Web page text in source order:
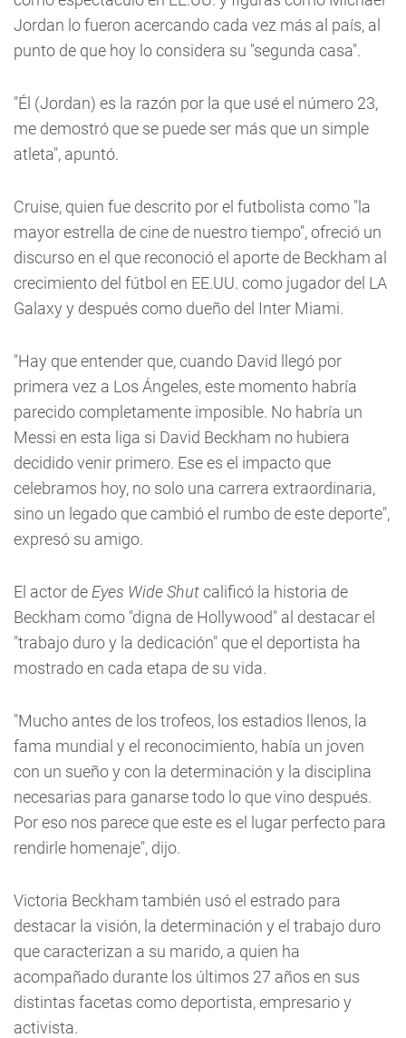
Jordan lo fueron acercando cada vez más al país, al
punto de que hoy lo considera su "segunda casa".
"Él (Jordan) es la razón por la que usé el número 23,
me demostró que se puede ser más que un simple
atleta", apuntó.
Cruise, quien fue descrito por el futbolista como "la
mayor estrella de cine de nuestro tiempo", ofreció un
discurso en el que reconoció el aporte de Beckham al
crecimiento del fútbol en EE.UU. como jugador del LA
Galaxy y después como dueño del Inter Miami.
"Hay que entender que, cuando David llegó por
primera vez a Los Ángeles, este momento habría
parecido completamente imposible. No habría un
Messi en esta liga si David Beckham no hubiera
decidido venir primero. Ese es el impacto que
celebramos hoy, no solo una carrera extraordinaria,
sino un legado que cambió el rumbo de este deporte",
expresó su amigo.
El actor de Eyes Wide Shutcalificó la historia de
Beckham como "digna de Hollywood" al destacar el
"trabajo duro y la dedicación" que el deportista ha
mostrado en cada etapa de su vida.
"Mucho antes de los trofeos, los estadios llenos, la
fama mundial y el reconocimiento, había un joven
con un sueño y con la determinación y la disciplina
necesarias para ganarse todo lo que vino después.
Por eso nos parece que este es el lugar perfecto para
rendirle homenaje", dijo.
Victoria Beckham también usó el estrado para
destacar la visión, la determinación y el trabajo duro
que caracterizan a su marido, a quien ha
acompañado durante los últimos 27 años en sus
distintas facetas como deportista, empresario y
activista.